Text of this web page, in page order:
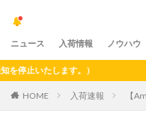
ニュース 入荷情報 ノウハウ
いたします。）
HOME 入荷速報 【